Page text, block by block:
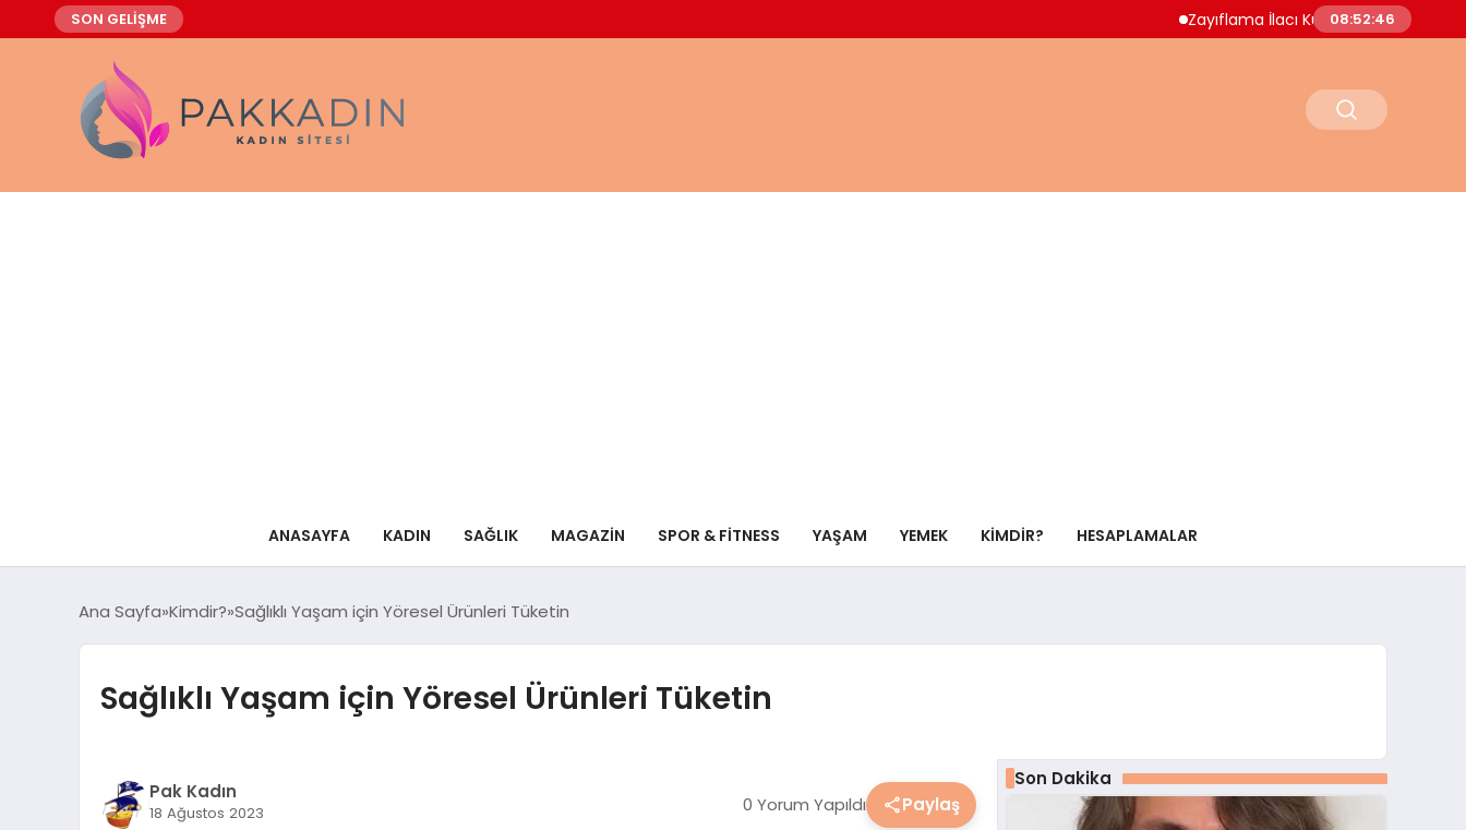
SON GELİŞME Zayıflama İlacı Kullanan Kadın Hayatını
08:52:47
ANASAYFA KADIN SAĞLIK MAGAZIN SPOR & FITNESS YAŞAM YEMEK KIMDIR? HESAPLAMALAR
Ana Sayfa Kimdir? Sağlıklı Yaşam için Yöresel Ürünleri Tüketin
Sağlıklı Yaşam için Yöresel Ürünleri Tüketin
Pak Kadın
18 Ağustos 2023 0 Yorum Yapıldı Paylaş
Son Dakika